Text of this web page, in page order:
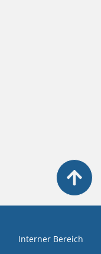
Interner Bereich